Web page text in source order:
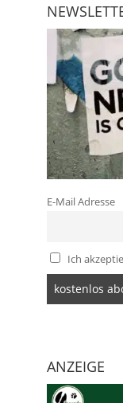
E-Mail Adresse
Ich
ANZEIGE